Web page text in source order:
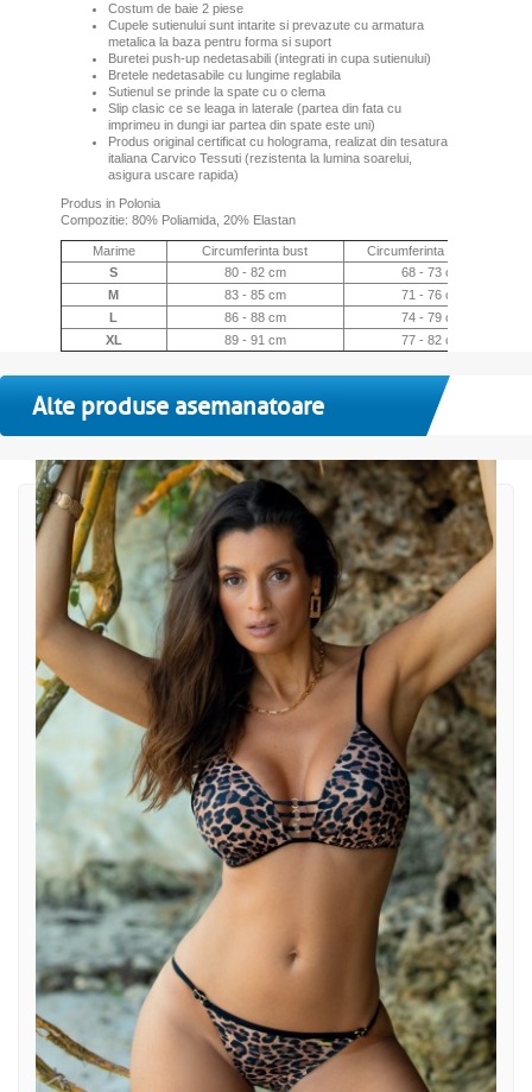
Costum de baie 2 piese
Cupele sutienului sunt intarite si prevazute cu armatura
metalica la baza pentru forma si suport
Buretei push-up nedetasabili (integrati in cupa sutienului)
Bretele nedetasabile cu lungime reglabila
Sutienul se prinde la spate cu o clema
Slip clasic ce se leaga in laterale (partea din fata cu
imprimeu in dungi iar partea din spate este uni)
Produs original certificat cu holograma, realizat din tesatura
italiana Carvico Tessuti (rezistenta la lumina soarelui,
asigura uscare rapida)
Produs in Polonia
Compozitie: 80% Poliamida, 20% Elastan
Marime Circumferinta bust
Circumferinta sub bust
S
80 - 82 cm
68 - 73 cm
M
83 - 85 cm
71 - 76 cm
L
86 - 88 cm
74 - 79 cm
XL
89 - 91 cm 77 - 82 cm
Alte produse asemanatoare